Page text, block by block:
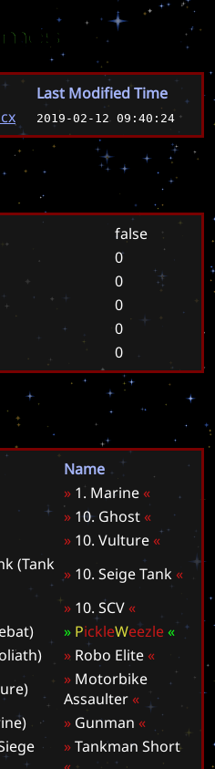
Last Modified Time
2019-02-12 09:40:24
false
0
0
0
0
0
Name
» 1. Marine«
» 10. Ghost«
» 10. Vulture«
(Tank » 10. SeigeTank«
» 10. SCV«
» PickleWeezle«
» Robo Elite«
» Motorbike
Assaulter«
» Gunman «
»Tankman Short